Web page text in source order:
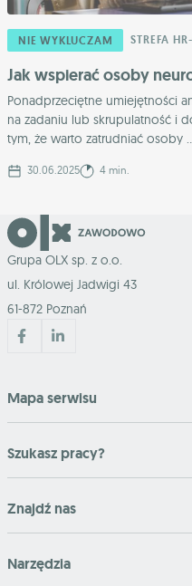
NIE WYKLUCZAM STREFA
Jak wspierać osoby
Ponadprzeciętne umiejętności
na zadaniu lub skrupulatność i
tym, że warto zatrudniać osoby
30.06.2025 4 min.
Grupa OLX sp. z o.o.
ul. Królowej Jadwigi 43
61-872 Poznań
Mapa serwisu
Szukasz pracy?
Znajdź nas
Narzędzia